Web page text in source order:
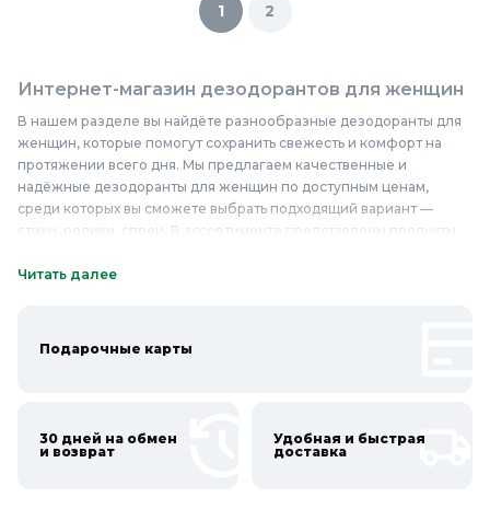
1 2
Интернет-магазин дезодорантов для женщин
В нашем разделе вы найдёте разнообразные дезодоранты для
женщин, которые помогут сохранить свежесть и комфорт на
протяжении всего дня. Мы предлагаем качественные и
надёжные дезодоранты для женщин по доступным ценам,
среди которых вы сможете выбрать подходящий вариант —
стики, ролики, спреи. В ассортименте представлены продукты
эффективностью. Наши дезодоранты изготовлены из
дезодоранты для женщин у нас, вы можете быть уверены в их
Онлайн каталог дезодорантов для женщин в
Читать далее
Подарочные карты
30 дней на обмен
и возврат
Удобная и быстрая
доставка